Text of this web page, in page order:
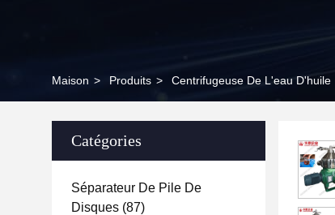
Maison > Produits > Centrifugeuse De L'eau D'huile
Catégories
Séparateur De Pile De
Disques (87)